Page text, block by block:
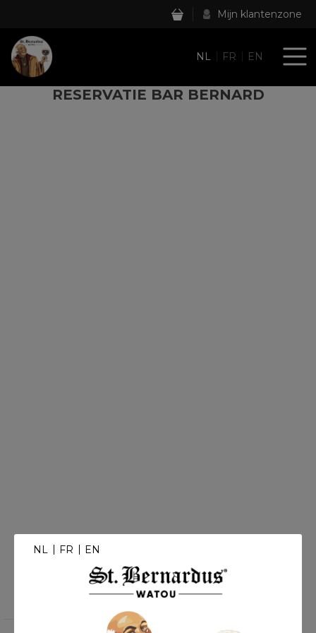
Mijn klantenzone
NL FR EN
RESERVATIE BAR BERNARD
NL FR EN